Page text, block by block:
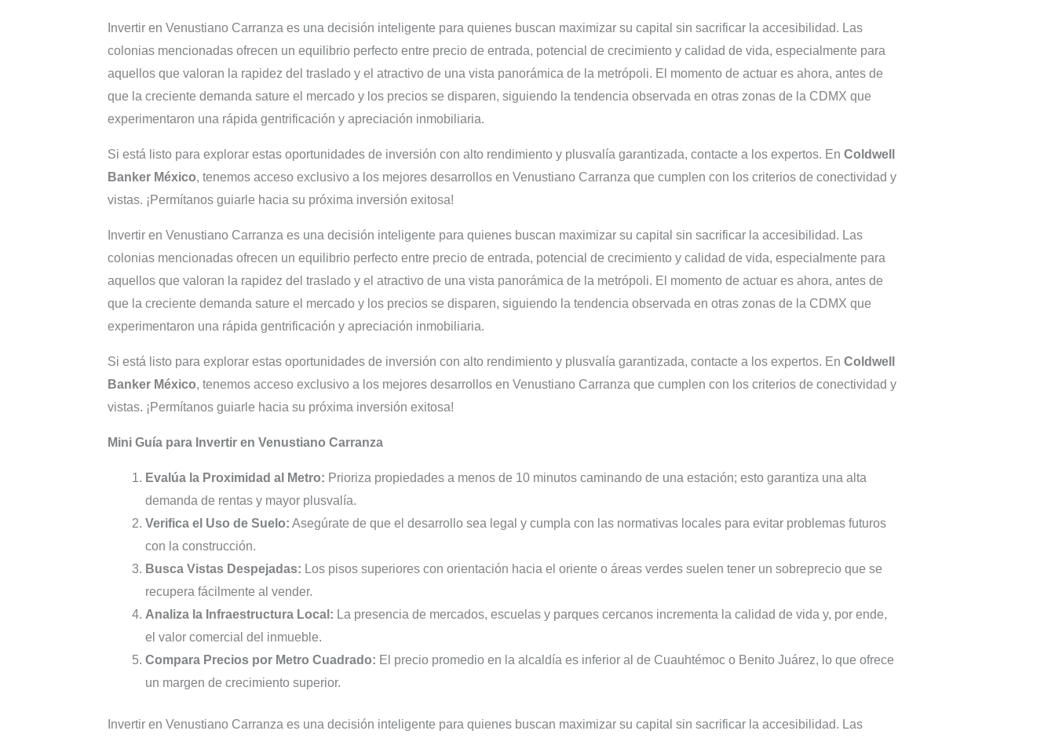
Invertir en Venustiano Carranza es una decisión inteligente para quienes buscan maximizar su capital sin sacrificar la accesibilidad. Las
colonias mencionadas ofrecen un equilibrio perfecto entre precio de entrada, potencial de crecimiento y calidad de vida, especialmente para
aquellos que valoran la rapidez del traslado y el atractivo de una vista panorámica de la metrópoli. El momento de actuar es ahora, antes de
que la creciente demanda sature el mercado y los precios se disparen, siguiendo la tendencia observada en otras zonas de la CDMX que
experimentaron una rápida gentrificación y apreciación inmobiliaria.
Si está listo para explorar estas oportunidades de inversión con alto rendimiento y plusvalía garantizada, contacte a los expertos. En Coldwell
Banker México, tenemos acceso exclusivo a los mejores desarrollos en Venustiano Carranza que cumplen con los criterios de conectividad y
vistas. ¡Permítanos guiarle hacia su próxima inversión exitosa!
Invertir en Venustiano Carranza es una decisión inteligente para quienes buscan maximizar su capital sin sacrificar la accesibilidad. Las
colonias mencionadas ofrecen un equilibrio perfecto entre precio de entrada, potencial de crecimiento y calidad de vida, especialmente para
aquellos que valoran la rapidez del traslado y el atractivo de una vista panorámica de la metrópoli. El momento de actuar es ahora, antes de
que la creciente demanda sature el mercado y los precios se disparen, siguiendo la tendencia observada en otras zonas de la CDMX que
experimentaron una rápida gentrificación y apreciación inmobiliaria.
Si está listo para explorar estas oportunidades de inversión con alto rendimiento y plusvalía garantizada, contacte a los expertos. En Coldwell
Banker México, tenemos acceso exclusivo a los mejores desarrollos en Venustiano Carranza que cumplen con los criterios de conectividad y
vistas. ¡Permítanos guiarle hacia su próxima inversión exitosa!
Mini Guía para Invertir en Venustiano Carranza
Evalúa la Proximidad al Metro: Prioriza propiedades a menos de 10 minutos caminando de una estación; esto garantiza una alta
demanda de rentas y mayor plusvalía.
Verifica el Uso de Suelo: Asegúrate de que el desarrollo sea legal y cumpla con las normativas locales para evitar problemas futuros
con la construcción.
Busca Vistas Despejadas: Los pisos superiores con orientación hacia el oriente o áreas verdes suelen tener un sobreprecio que se
recupera fácilmente al vender.
Analiza la Infraestructura Local: La presencia de mercados, escuelas y parques cercanos incrementa la calidad de vida y, por ende,
el valor comercial del inmueble.
Compara Precios por Metro Cuadrado: El precio promedio en la alcaldía es inferior al de Cuauhtémoc o Benito Juárez, lo que ofrece
un margen de crecimiento superior.
Invertir en Venustiano Carranza es una decisión inteligente para quienes buscan maximizar su capital sin sacrificar la accesibilidad. Las